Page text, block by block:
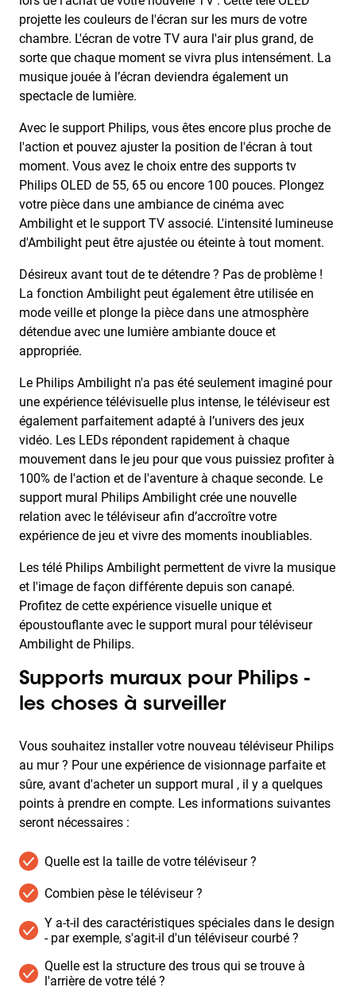
projette les couleurs de l'écran sur les murs de votre
chambre. L'écran de votre TV aura l'air plus grand, de
sorte que chaque moment se vivra plus intensément. La
musique jouée à l’écran deviendra également un
spectacle de lumière.
Avec le support Philips, vous êtes encore plus proche de
l'action et pouvez ajuster la position de l'écran à tout
moment. Vous avez le choix entre des supports tv
Philips OLED de 55, 65 ou encore 100 pouces. Plongez
votre pièce dans une ambiance de cinéma avec
Ambilight et le support TV associé. L'intensité lumineuse
d'Ambilight peut être ajustée ou éteinte à tout moment.
Désireux avant tout de te détendre ? Pas de problème !
La fonction Ambilight peut également être utilisée en
mode veille et plonge la pièce dans une atmosphère
détendue avec une lumière ambiante douce et
appropriée.
Le Philips Ambilight n'a pas été seulement imaginé pour
une expérience télévisuelle plus intense, le téléviseur est
également parfaitement adapté à l’univers des jeux
vidéo. Les LEDs répondent rapidement à chaque
mouvement dans le jeu pour que vous puissiez profiter à
100% de l'action et de l'aventure à chaque seconde. Le
support mural Philips Ambilight crée une nouvelle
relation avec le téléviseur afin d’accroître votre
expérience de jeu et vivre des moments inoubliables.
Les télé Philips Ambilight permettent de vivre la musique
et l'image de façon différente depuis son canapé.
Profitez de cette expérience visuelle unique et
époustouflante avec le support mural pour téléviseur
Ambilight de Philips.
Supports muraux pour Philips -
les choses à surveiller
Vous souhaitez installer votre nouveau téléviseur Philips
au mur ? Pour une expérience de visionnage parfaite et
sûre, avant d'acheter un support mural , il y a quelques
points à prendre en compte. Les informations suivantes
seront nécessaires :
Quelle est la taille de votre téléviseur ?
Combien pèse le téléviseur ?
Y a-t-il des caractéristiques spéciales dans le design
- par exemple, s'agit-il d'un téléviseur courbé ?
Quelle est la structure des trous qui se trouve à
l'arrière de votre télé ?